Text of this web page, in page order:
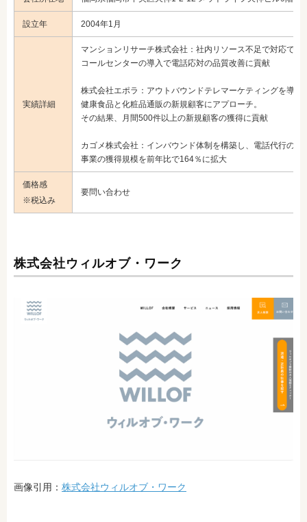
設立年 2004年1月
実績詳細
マンションリサーチ株式会社 ：社内リソース不足で対応でき
コールセンターの導入で電話応対の品質改善に貢献
株式会社エポラ ：アウトバウンドテレマーケティングを導入
健康食品と化粧品通販の新規顧客にアプローチ。
その結果、月間500件以上の新規顧客の獲得に貢献
カゴメ株式会社 ：インバウンド体制を構築し、電話代行の
事業の獲得規模を前年比で164％に拡大
価格感
※税込み
要問い合わせ
株式会社ウィルオブ・ワーク
画像引用： 株式会社ウィルオブ・ワーク